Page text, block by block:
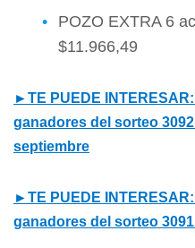
POZO EXTRA 6
$11.966,49
►TE PUEDE
ganadores del sorteo
septiembre
►TE PUEDE
ganadores del sorteo